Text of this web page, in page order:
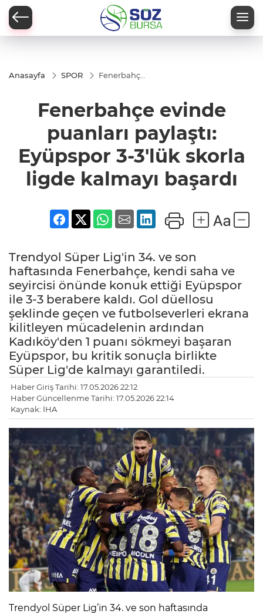
Anasayfa SPOR
Fenerbahçe
paylaştı:
Eyüpspor 3-
3'lük skorla
ligde
kalmayı
başardı
Fenerbahçe evinde
puanları paylaştı:
Eyüpspor 3-3'lük skorla
ligde kalmayı başardı
Trendyol Süper Lig'in 34. ve son
haftasında Fenerbahçe, kendi saha ve
seyircisi önünde konuk ettiği Eyüpspor
ile 3-3 berabere kaldı. Gol düellosu
şeklinde geçen ve futbolseverleri ekrana
kilitleyen mücadelenin ardından
Kadıköy'den 1 puanı sökmeyi başaran
Eyüpspor, bu kritik sonuçla birlikte
Süper Lig'de kalmayı garantiledi.
Haber Giriş Tarihi: 17.05.2026 22:12
Haber Güncellenme Tarihi: 17.05.2026 22:14
Kaynak: İHA
Trendyol Süper Lig’in 34. ve son haftasında